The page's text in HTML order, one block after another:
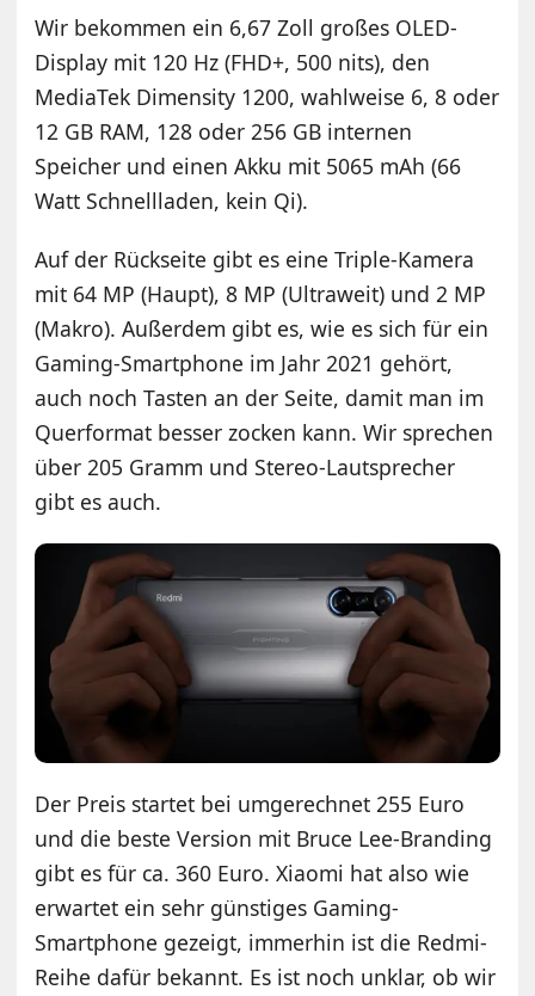
Wir bekommen ein 6,67 Zoll großes OLED-
Display mit 120 Hz (FHD+, 500 nits), den
MediaTek Dimensity 1200, wahlweise 6, 8 oder
12 GB RAM, 128 oder 256 GB internen
Speicher und einen Akku mit 5065 mAh (66
Watt Schnellladen, kein Qi).
Auf der Rückseite gibt es eine Triple-Kamera
mit 64 MP (Haupt), 8 MP (Ultraweit) und 2 MP
(Makro). Außerdem gibt es, wie es sich für ein
Gaming-Smartphone im Jahr 2021 gehört,
auch noch Tasten an der Seite, damit man im
Querformat besser zocken kann. Wir sprechen
über 205 Gramm und Stereo-Lautsprecher
gibt es auch.
Der Preis startet bei umgerechnet 255 Euro
und die beste Version mit Bruce Lee-Branding
gibt es für ca. 360 Euro. Xiaomi hat also wie
erwartet ein sehr günstiges Gaming-
Smartphone gezeigt, immerhin ist die Redmi-
Reihe dafür bekannt. Es ist noch unklar, ob wir